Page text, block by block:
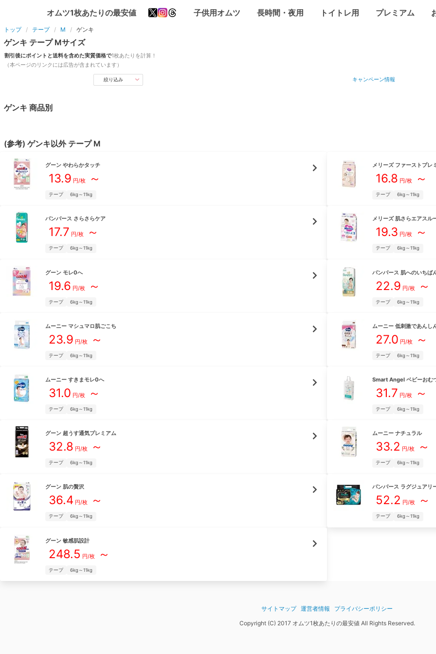
オムツ1枚あたりの最安値 子供用オムツ 長時間・夜用 トイトレ用 プレミアム
トップ テープ M ゲンキ
ゲンキ テープ Mサイズ
割引後にポイントと送料を含めた実質価格で1枚あたりを計算！
（本ページのリンクには広告が含まれています）
絞り込み キャンペーン情報
ゲンキ 商品別
(参考) ゲンキ以外 テープ M
グーン やわらかタッチ
13.9 円/枚～
テープ 6kg～11kg
メリーズ ファーストプレ
16.8 円/枚～
テープ 6kg～11kg
パンパース さらさらケア
17.7 円/枚～
テープ 6kg～11kg
メリーズ 肌さらエアスル
19.3 円/枚～
テープ 6kg～11kg
グーン モレ0へ
19.6 円/枚～
テープ 6kg～11kg
パンパース 肌へのいちば
22.9 円/枚～
テープ 6kg～11kg
ムーニー マシュマロ肌ごこち
23.9 円/枚～
テープ 6kg～11kg
ムーニー 低刺激であんし
27.0 円/枚～
テープ 6kg～11kg
ムーニー すきまモレ0へ
31.0 円/枚～
テープ 6kg～11kg
Smart Angel ベビーおむ
31.7 円/枚～
テープ 6kg～11kg
グーン 超うす通気プレミアム
32.8 円/枚～
テープ 6kg～11kg
ムーニー ナチュラル
33.2 円/枚～
テープ 6kg～11kg
グーン 肌の贅沢
36.4 円/枚～
テープ 6kg～11kg
パンパース ラグジュアリ
52.2 円/枚～
テープ 6kg～11kg
グーン 敏感肌設計
248.5 円/枚～
テープ 6kg～11kg
サイトマップ 運営者情報
プライバシーポリシー
Copyright (C) 2017 オムツ1枚あたりの最安値 All Rights Reserved.